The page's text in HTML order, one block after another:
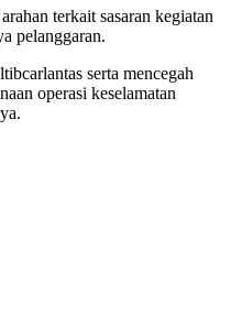
terkait sasaran kegiatan
pelanggaran.
serta mencegah
operasi keselamatan